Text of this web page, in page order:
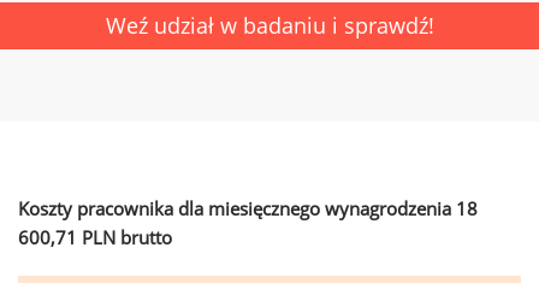
Weź udział w badaniu i sprawdź!
Koszty pracownika dla miesięcznego wynagrodzenia 18
600,71 PLN brutto